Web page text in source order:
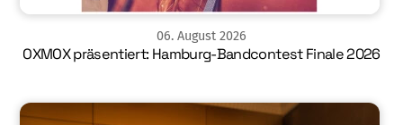
06. August 2026
OXMOX präsentiert: Hamburg-Bandcontest Finale 2026